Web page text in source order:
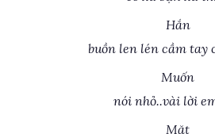
Hắn
buồn len lén cầm tay
Muốn
nói nhỏ..vài lời
Mặt